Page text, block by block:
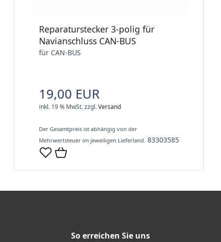
Reparaturstecker 3-polig für
Navianschluss CAN-BUS
für CAN-BUS
19,00 EUR
inkl. 19 % MwSt.zzgl.Versand
Der Gesamtpreis ist abhängig von der
Mehrwertsteuer im jeweiligen Lieferland. 83303585
So erreichen Sie uns